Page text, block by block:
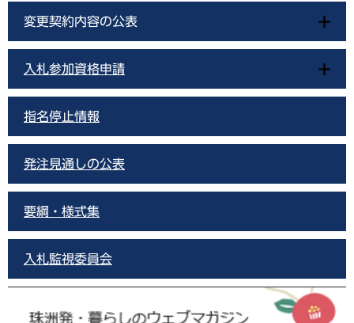
変更契約内容の公表
入札参加資格申請
指名停止情報
発注見通しの公表
要綱・様式集
入札監視委員会